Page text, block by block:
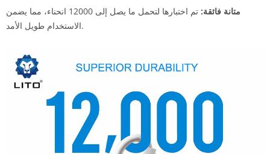
متانة فائقة:
تم اختبارها لتحمل ما يصل إلى 12000 انحناء، مما يضمن
الاستخدام طويل الأمد.